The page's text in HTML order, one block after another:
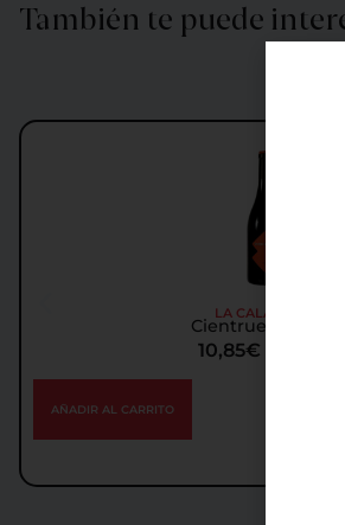
También te puede
LA CALANDRIA
Cientruenos 2017
10,85€
AÑADIR AL CARRITO